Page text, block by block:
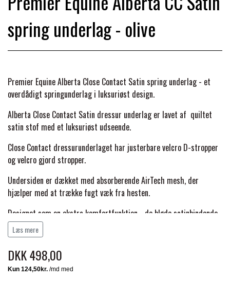
TERAPI PRODUKTER
STRØMPER
HUER & HALSTØRKLÆDER
GAVEARTIKLER VOKSNE
BØRN & JUNIOR
INSEKTBESKYTTELSE
HESTEBOLCHER & TREATS
TILSKUD & VITAMINER
STALD & FOLD
SKO & SMEDEVÆRKTØJ
TRAVDÆKKEN & TILBEHØR
SKO & VÆRKTØJ
VOGNE & TILBEHØR
TRAV KUSK
PONYTRAV
MONTÉ
PREMIER EQUINE LINERS & DÆKKEN
TILBEHØR
PREMIER EQUINE INSEKTBESKYTTELSE
PREMIER EQUINE MAGNET & INFRARØD
TERAPI
PREMIER EQUINE GRIMER & TRÆKTOV
PREMIER EQUINE TRENSE & TILBEHØR
PREMIER EQUINE SADLER
CARR & DAY & MARTIN
DELTACAST
EMIN
FENWICK LIQUID TITANIUM®
FINNTACK
spring underlag - olive
Premier Equine Alberta Close Contact Satin spring underlag - et
overdådigt springunderlag i luksuriøst design.
Alberta Close Contact Satin dressur underlag er lavet af quiltet
satin stof med et luksuriøst udseende.
Close Contact dressurunderlaget har justerbare velcro D-stropper
og velcro gjord stropper.
Undersiden er dækket med absorberende AirTech mesh, der
hjælper med at trække fugt væk fra hesten.
Designet som en ekstra komfortfunktion - de bløde satinbindende
konturer passer til hestens form; hjælper med at forhindre
gnidning.
Læs mere
DKK 498,00